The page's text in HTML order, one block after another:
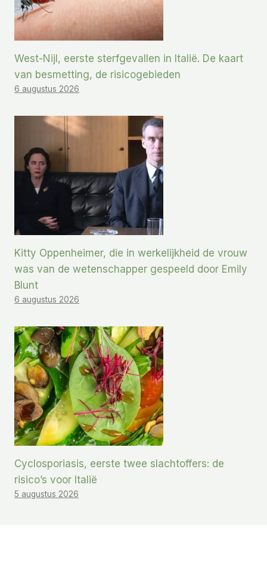
West-Nijl, eerste sterfgevallen in Italië. De kaart
van besmetting, de risicogebieden
6 augustus 2026
Kitty Oppenheimer, die in werkelijkheid de vrouw
was van de wetenschapper gespeeld door Emily
Blunt
6 augustus 2026
Cyclosporiasis, eerste twee slachtoffers: de
risico’s voor Italië
5 augustus 2026